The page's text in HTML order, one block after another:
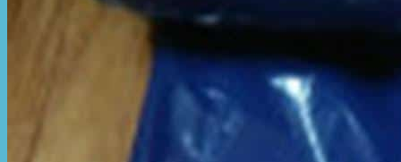
Giới thiệu Hòa Phát Đạt
Sản Phẩm Bạt Che Ngoài Trời
Bạt che nắng mưa
Bạt kéo ngoài trời
Bạt che tự cuốn
Bạt nhựa xanh cam